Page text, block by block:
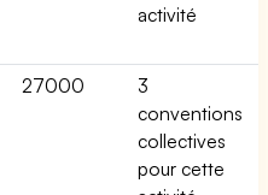
activité
27000
3
conventions
collectives
pour cette